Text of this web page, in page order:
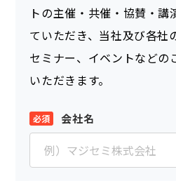
トの主催・共催・協賛・講
ていただき、当社及び各社
セミナー、イベントなどの
いただきます。
会社名